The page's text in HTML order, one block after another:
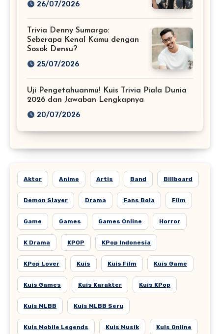
26/07/2026
Trivia Denny Sumargo:
Seberapa Kenal Kamu dengan
Sosok Densu?
25/07/2026
Uji Pengetahuanmu! Kuis Trivia Piala Dunia
2026 dan Jawaban Lengkapnya
20/07/2026
Aktor Anime Artis Band Billboard
Demon Slayer Drama Fans Bola Film
Game Games Games Online Horror
K Drama KPOP KPop Indonesia
KPop Lover Kuis Kuis Film Kuis Game
Kuis Games Kuis Karakter Kuis KPop
Kuis MLBB Kuis MLBB Seru
Kuis Mobile Legends Kuis Musik Kuis Online